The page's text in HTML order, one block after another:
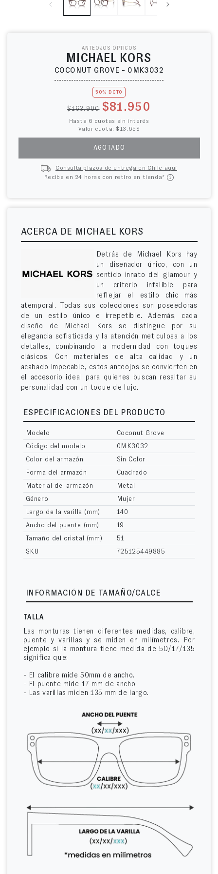
ANTEOJOS ÓPTICOS
MICHAEL KORS
COCONUT GROVE - 0MK3032
50% DCTO
Precio habitual
$163.900 $81.950
Hasta 6 cuotas sin interés
Valor cuota: $13.658
AGOTADO
Consulta plazos de entrega en Chile aquí
Recibe en 24 horas con retiro en tienda*
ACERCA DE MICHAEL KORS
Detrás de Michael Kors hay
un diseñador único, con un
sentido innato del glamour y
un criterio infalible para
reflejar el estilo chic más
atemporal. Todas sus colecciones son poseedoras
de un estilo único e irrepetible. Además, cada
diseño de Michael Kors se distingue por su
elegancia sofisticada y la atención meticulosa a los
detalles, combinando la modernidad con toques
clásicos. Con materiales de alta calidad y un
acabado impecable, estos anteojos se convierten en
el accesorio ideal para quienes buscan resaltar su
personalidad con un toque de lujo.
ESPECIFICACIONES DEL PRODUCTO
Modelo
Coconut Grove
Código del modelo
0MK3032
Color del armazón
Sin Color
Forma del armazón
Cuadrado
Material del armazón
Metal
Género
Mujer
Largo de la varilla (mm)
140
Ancho del puente (mm)
19
Tamaño del cristal (mm)
51
SKU
725125449885
INFORMACIÓN DE TAMAÑO/CALCE
TALLA
Las monturas tienen diferentes medidas, calibre,
puente y varillas y se miden en milímetros. Por
ejemplo si la montura tiene medida de 50/17/135
significa que:
- El calibre mide 50mm de ancho.
- El puente mide 17 mm de ancho.
- Las varillas miden 135 mm de largo.